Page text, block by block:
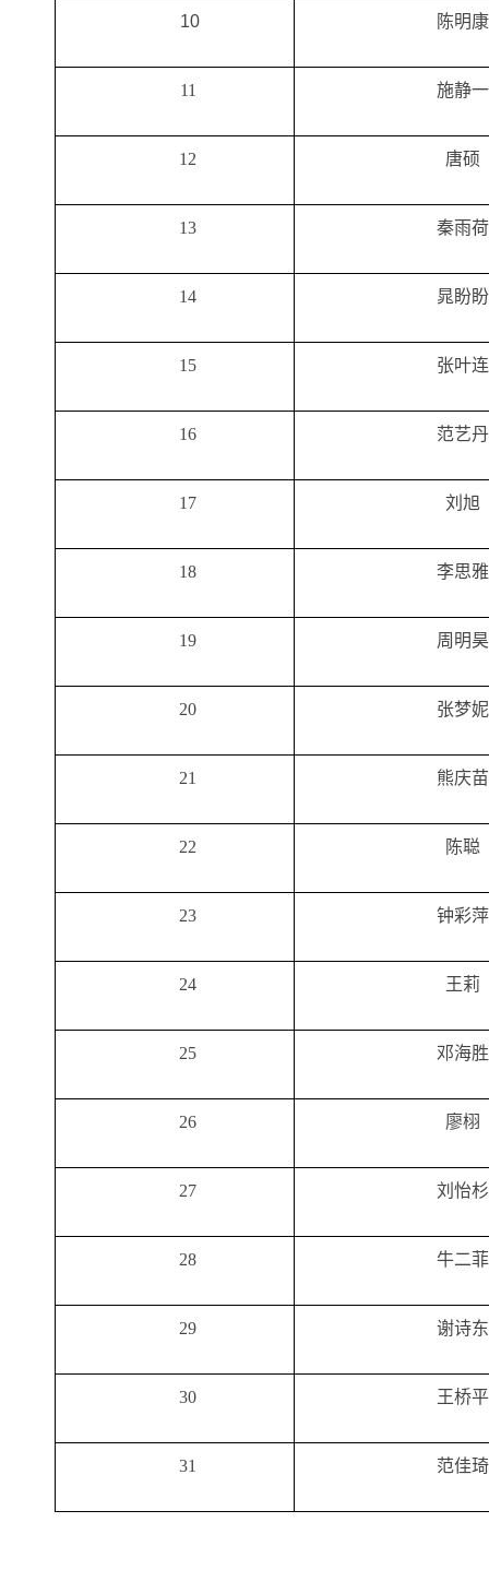
10 陈明康
11 施静一
12 唐硕
13 秦雨荷
14 晁盼盼
15 张叶连
16 范艺丹
17 刘旭
18 李思雅
19 周明昊
20 张梦妮
21 熊庆苗
22 陈聪
23 钟彩萍
24 王莉
25 邓海胜
26 廖栩
27 刘怡杉
28 牛二菲
29 谢诗东
30 王桥平
31 范佳琦